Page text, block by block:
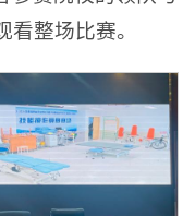
整场比赛。